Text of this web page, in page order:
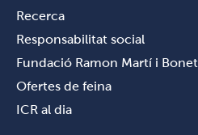
Recerca
Responsabilitat social
Fundació Ramon Martí i Bonet
Ofertes de feina
ICR al dia